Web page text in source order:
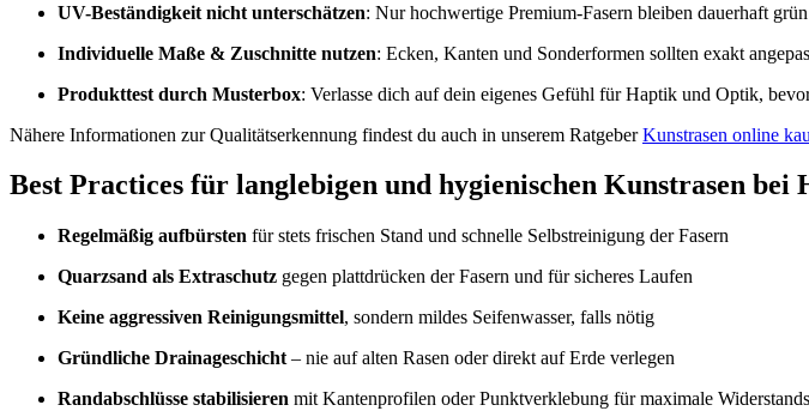
UV-Beständigkeit nicht unterschätzen: Nur hochwertige Premium-Fasern bleiben dauerhaft
Individuelle Maße & Zuschnitte nutzen: Ecken, Kanten und Sonderformen sollten exakt
Produkttest durch Musterbox: Verlasse dich auf dein eigenes Gefühl für Haptik und Optik,
Nähere Informationen zur Qualitätserkennung findest du auch in unserem RatgeberKunstrasen online
Best Practices für langlebigen und hygienischen Kunstrasen bei
Regelmäßig aufbürsten für stets frischen Stand und schnelle Selbstreinigung der Fasern
Quarzsand als Extraschutz gegen plattdrücken der Fasern und für sicheres Laufen
Keine aggressiven Reinigungsmittel, sondern mildes Seifenwasser, falls nötig
Gründliche Drainageschicht – nie auf alten Rasen oder direkt auf Erde verlegen
Randabschlüsse stabilisieren mit Kantenprofilen oder Punktverklebung für maximale